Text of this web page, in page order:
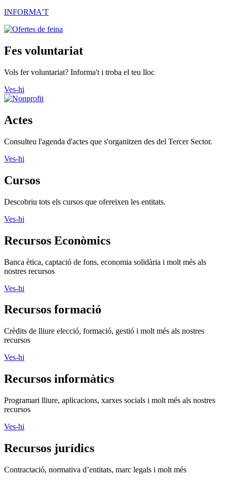
INFORMA'T
Fes voluntariat
Vols fer voluntariat? Informa't i troba el teu lloc
Ves-hi
Actes
Consulteu l'agenda d'actes que s'organitzen des del Tercer Sector.
Ves-hi
Cursos
Descobriu tots els cursos que ofereixen les entitats.
Ves-hi
Recursos Econòmics
Banca ètica, captació de fons, economia solidària i molt més als
nostres recursos
Ves-hi
Recursos formació
Crèdits de lliure elecció, formació, gestió i molt més als nostres
recursos
Ves-hi
Recursos informàtics
Programari lliure, aplicacions, xarxes socials i molt més als nostres
recursos
Ves-hi
Recursos jurídics
Contractació, normativa d’entitats, marc legals i molt més